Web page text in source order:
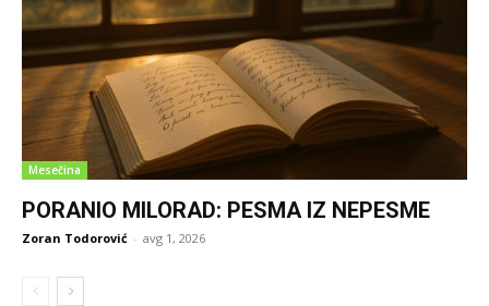
Mesečina
PORANIO MILORAD: PESMA IZ NEPESME
Zoran Todorović - avg 1, 2026